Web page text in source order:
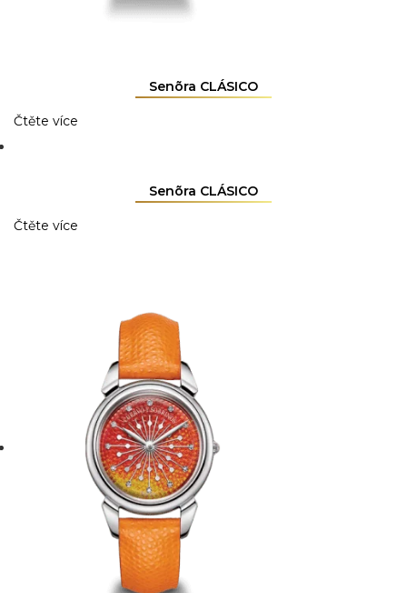
Senõra CLÁSICO
Čtěte více
Senõra CLÁSICO
Čtěte více